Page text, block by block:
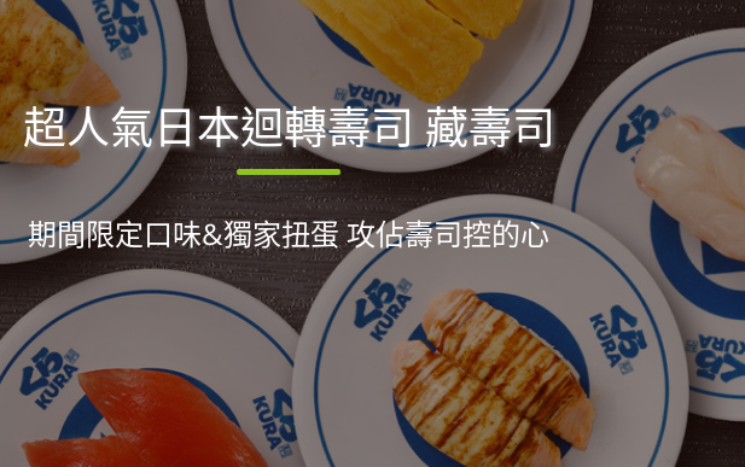
超人氣日本迴轉壽司 藏壽司
期間限定口味&獨家扭蛋 攻佔壽司控的心